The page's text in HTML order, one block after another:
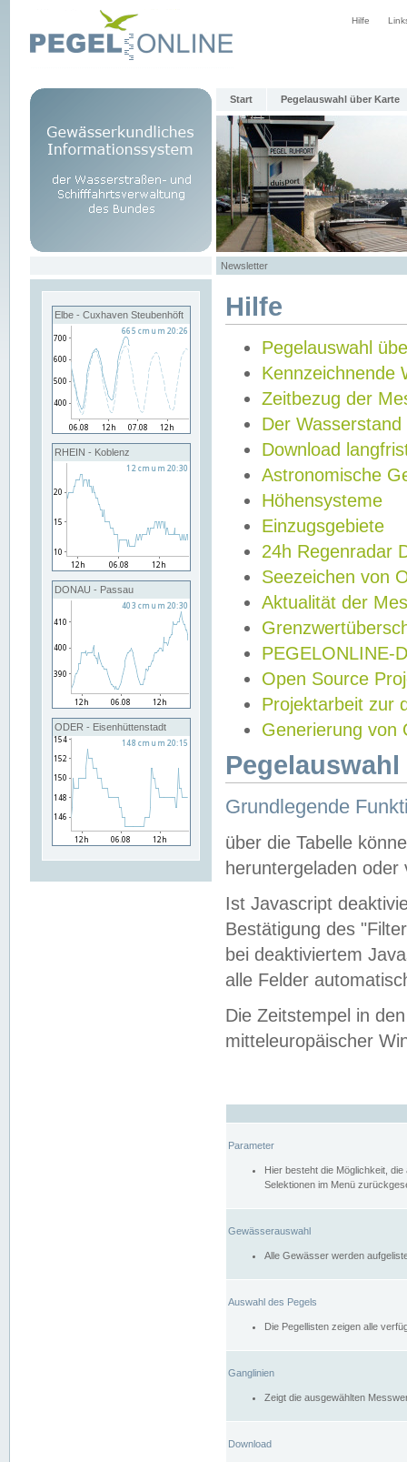
Hilfe
Start Pegelauswahl über Karte
Newsletter
Elbe - Cuxhaven Steubenhöft
RHEIN - Koblenz
DONAU - Passau
ODER - Eisenhüttenstadt
Hilfe
Pegelauswahl
Kennzeichnende
Zeitbezug der
Der Wasserstand
Download
Astronomische
Höhensysteme
Einzugsgebiete
24h Regenradar
Seezeichen von
Aktualität der
PEGELONLINE-
Open Source
Projektarbeit zur
Generierung von
Grundlegende
über die Tabelle
heruntergeladen oder
Ist Javascript
Bestätigung des
bei deaktiviertem
alle Felder
Die Zeitstempel in
mitteleuropäischer
Parameter
Hier besteht die Möglichkeit,
Selektionen im Menü
Gewässerauswahl
Alle Gewässer werden
Auswahl des Pegels
Die Pegellisten zeigen alle
Ganglinien
Zeigt die ausgewählten
Download